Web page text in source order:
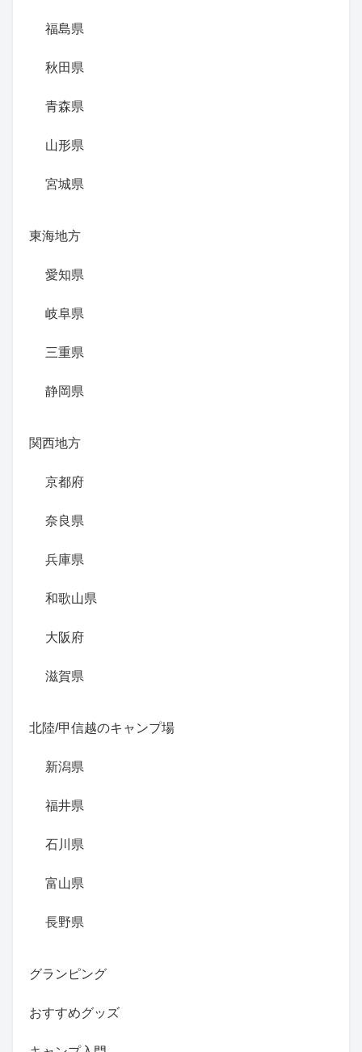
福島県
秋田県
青森県
山形県
宮城県
東海地方
愛知県
岐阜県
三重県
静岡県
関西地方
京都府
奈良県
兵庫県
和歌山県
大阪府
滋賀県
北陸/甲信越のキャンプ場
新潟県
福井県
石川県
富山県
長野県
グランピング
おすすめグッズ